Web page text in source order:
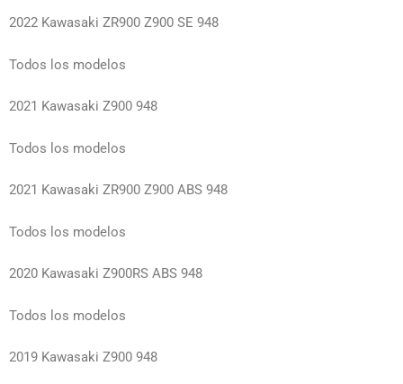
2022 Kawasaki ZR900 Z900 SE 948
Todos los modelos
2021 Kawasaki Z900 948
Todos los modelos
2021 Kawasaki ZR900 Z900 ABS 948
Todos los modelos
2020 Kawasaki Z900RS ABS 948
Todos los modelos
2019 Kawasaki Z900 948